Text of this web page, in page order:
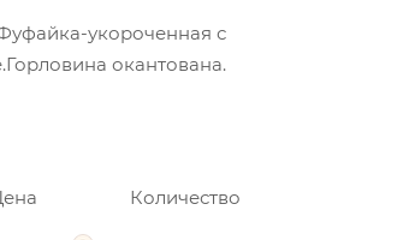
укороченная с
окантована.
Количество